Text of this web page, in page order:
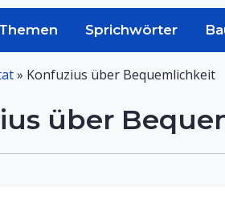
Themen Sprichwörter
» Konfuzius über Bequemlichkeit
über